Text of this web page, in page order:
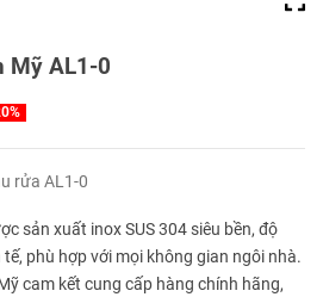
Mỹ AL1-0
rửa AL1-0
sản xuất inox SUS 304 siêu bền, độ
phù hợp với mọi không gian ngôi nhà.
cam kết cung cấp hàng chính hãng,